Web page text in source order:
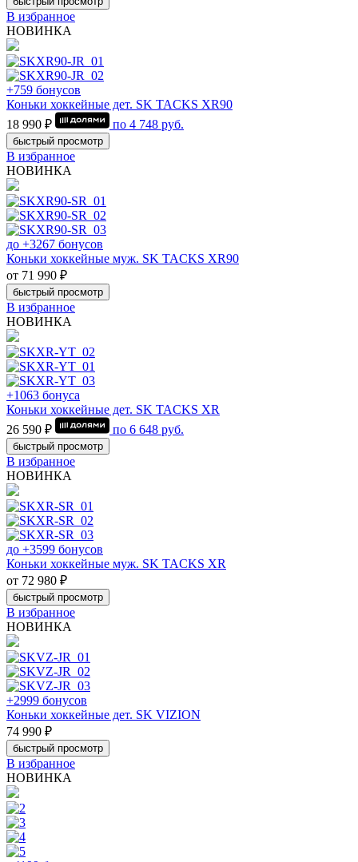
В избранное
НОВИНКА
+759 бонусов
Коньки хоккейные дет. SK TACKS XR90
18 990 ₽
по 4 748 руб.
быстрый просмотр
В избранное
НОВИНКА
до +3267 бонусов
Коньки хоккейные муж. SK TACKS XR90
от 71 990 ₽
быстрый просмотр
В избранное
НОВИНКА
+1063 бонуса
Коньки хоккейные дет. SK TACKS XR
26 590 ₽
по 6 648 руб.
быстрый просмотр
В избранное
НОВИНКА
до +3599 бонусов
Коньки хоккейные муж. SK TACKS XR
от 72 980 ₽
быстрый просмотр
В избранное
НОВИНКА
+2999 бонусов
Коньки хоккейные дет. SK VIZION
74 990 ₽
быстрый просмотр
В избранное
НОВИНКА